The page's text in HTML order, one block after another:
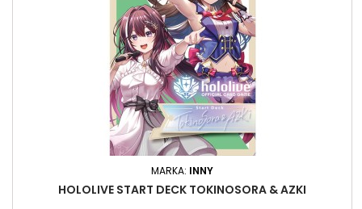
MARKA: INNY
HOLOLIVE START DECK TOKINOSORA & AZKI